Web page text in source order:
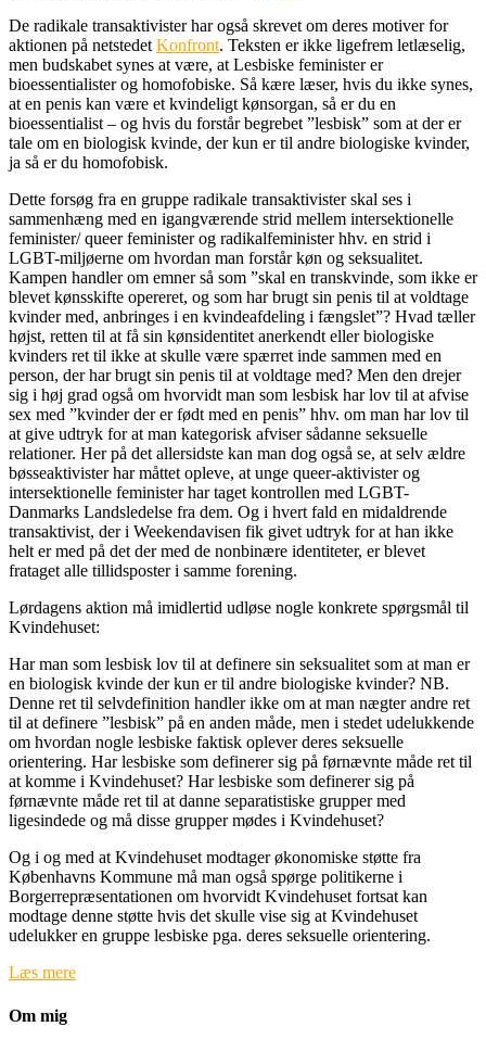
De radikale transaktivister har også skrevet om deres motiver for
aktionen på netstedetKonfront. Teksten er ikke ligefrem letlæselig,
men budskabet synes at være, at Lesbiske feminister er
bioessentialister og homofobiske. Så kære læser, hvis du ikke synes,
at en penis kan være et kvindeligt kønsorgan, så er du en
bioessentialist – og hvis du forstår begrebet ”lesbisk” som at der er
tale om en biologisk kvinde, der kun er til andre biologiske kvinder,
ja så er du homofobisk.
Dette forsøg fra en gruppe radikale transaktivister skal ses i
sammenhæng med en igangværende strid mellem intersektionelle
feminister/ queer feminister og radikalfeminister hhv. en strid i
LGBT-miljøerne om hvordan man forstår køn og seksualitet.
Kampen handler om emner så som ”skal en transkvinde, som ikke er
blevet kønsskifte opereret, og som har brugt sin penis til at voldtage
kvinder med, anbringes i en kvindeafdeling i fængslet”? Hvad tæller
højst, retten til at få sin kønsidentitet anerkendt eller biologiske
kvinders ret til ikke at skulle være spærret inde sammen med en
person, der har brugt sin penis til at voldtage med? Men den drejer
sig i høj grad også om hvorvidt man som lesbisk har lov til at afvise
sex med ”kvinder der er født med en penis” hhv. om man har lov til
at give udtryk for at man kategorisk afviser sådanne seksuelle
relationer. Her på det allersidste kan man dog også se, at selv ældre
bøsseaktivister har måttet opleve, at unge queer-aktivister og
intersektionelle feminister har taget kontrollen med LGBT-
Danmarks Landsledelse fra dem. Og i hvert fald en midaldrende
transaktivist, der i Weekendavisen fik givet udtryk for at han ikke
helt er med på det der med de nonbinære identiteter, er blevet
frataget alle tillidsposter i samme forening.
Lørdagens aktion må imidlertid udløse nogle konkrete spørgsmål til
Kvindehuset:
Har man som lesbisk lov til at definere sin seksualitet som at man er
en biologisk kvinde der kun er til andre biologiske kvinder? NB.
Denne ret til selvdefinition handler ikke om at man nægter andre ret
til at definere ”lesbisk” på en anden måde, men i stedet udelukkende
om hvordan nogle lesbiske faktisk oplever deres seksuelle
orientering. Har lesbiske som definerer sig på førnævnte måde ret til
at komme i Kvindehuset? Har lesbiske som definerer sig på
førnævnte måde ret til at danne separatistiske grupper med
ligesindede og må disse grupper mødes i Kvindehuset?
Og i og med at Kvindehuset modtager økonomiske støtte fra
Københavns Kommune må man også spørge politikerne i
Borgerrepræsentationen om hvorvidt Kvindehuset fortsat kan
modtage denne støtte hvis det skulle vise sig at Kvindehuset
udelukker en gruppe lesbiske pga. deres seksuelle orientering.
Læs mere
Om mig